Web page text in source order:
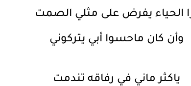
الحياء يفرض على مثلي الصمت
وأن كان ماحسوا أبي يتركوني
ياكثر ماني في رفاقه تندمت